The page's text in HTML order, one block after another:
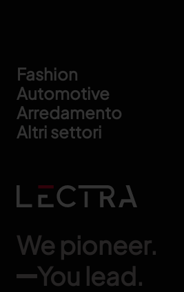
Footer
Fashion
Automotive
Arredamento
Altri settori
We pioneer.
You lead.